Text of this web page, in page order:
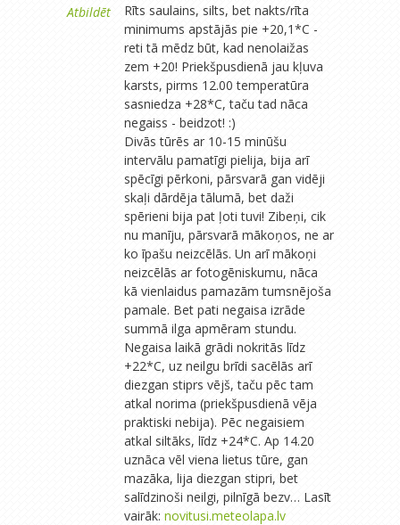
Atbildēt
Rīts saulains, silts, bet nakts/rīta
minimums apstājās pie +20,1*C -
reti tā mēdz būt, kad nenolaižas
zem +20! Priekšpusdienā jau kļuva
karsts, pirms 12.00 temperatūra
sasniedza +28*C, taču tad nāca
negaiss - beidzot! :)
Divās tūrēs ar 10-15 minūšu
intervālu pamatīgi pielija, bija arī
spēcīgi pērkoni, pārsvarā gan vidēji
skaļi dārdēja tālumā, bet daži
spērieni bija pat ļoti tuvi! Zibeņi, cik
nu manīju, pārsvarā mākoņos, ne ar
ko īpašu neizcēlās. Un arī mākoņi
neizcēlās ar fotogēniskumu, nāca
kā vienlaidus pamazām tumsnējoša
pamale. Bet pati negaisa izrāde
summā ilga apmēram stundu.
Negaisa laikā grādi nokritās līdz
+22*C, uz neilgu brīdi sacēlās arī
diezgan stiprs vējš, taču pēc tam
atkal norima (priekšpusdienā vēja
praktiski nebija). Pēc negaisiem
atkal siltāks, līdz +24*C. Ap 14.20
uznāca vēl viena lietus tūre, gan
mazāka, lija diezgan stipri, bet
salīdzinoši neilgi, pilnīgā bezv… Lasīt
vairāk: novitusi.meteolapa.lv